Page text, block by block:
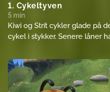
1. Cykeltyven
5 min
Kiwi og Strit cykler glade på
cykel i stykker. Senere låner
prøver at reparere den, men
løser Kiwi problemet ved at
tandemcykel.